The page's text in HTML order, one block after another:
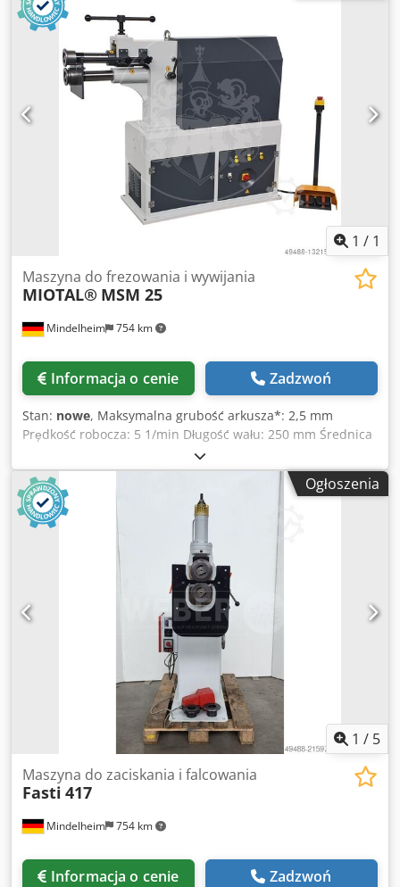
Wyposażenie specjalne: - Równoległe ustawianie górnego
wału z łożyskowanymi wałami roboczymi - Płynnie
regulowany silnik napędowy - Silnikowe ustawianie
górnego wału, regulacja płynna - Regulacja posuwu w
trybie automatycznym z czujnikiem Prowadnica blachy w
wersji stołowej Całkowita waga 6700 kg Oferta skierowana
wyłącznie do przedsiębiorców w rozumieniu § 14 BGB Brak
sprzedaży dla osób prywatnych!
1 / 1
Mindelheim 754 km
Maszyna do frezowania i wywijania
MIOTAL® MSM 25
Informacja o cenie Zadzwoń
Stan: nowe, Maksymalna grubość arkusza*: 2,5 mm
Prędkość robocza: 5 1/min Długość wału: 250 mm Średnica
wału: 65 mm Moc silnika: 1,5 kW Podłączenie: 400 V Waga,
około: 400 kg * Wytrzymałość materiału 400 N/mm2 bez
ogranicznika Cechy: - Rozszerzony zakres zastosowań
dzięki 8 różnym parom rolek dostępnych jako opcja. -
Górny wałek z szybką regulacją i stabilnym mocowaniem -
Regulowana osiowo płyta oporowa zapewniająca wysoką
dokładność powtarzania - Obsługa za pomocą pedału
nożnego, dzięki czemu obie ręce są wolne do trzymania
obrabianego przedmiotu - Mocny silnik napędowy do
obróbki blachy o grubości do 2,5 mm - Wysoka dokładność
dzięki precyzyjnie łożyskowanym wałkom - Do
ekonomicznej produkcji różnego rodzaju listew Zakres
dostawy: - Rolki do bobinowania Cedpfx Afopxl U Tj Aorf -
Mobilny panel sterowania z pedałem nożnym - Ogranicznik
przedmiotu obrabianego - Klucz do rolek
Ogłoszenia
1 / 5
Mindelheim 754 km
Maszyna do zaciskania i falcowania
Fasti 417
Informacja o cenie Zadzwoń